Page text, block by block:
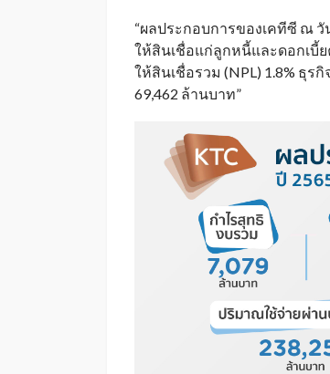
“ผลประกอบการของเคทีซี ณ
ให้สินเชื่อแก่ลูกหนี้และดอกเบี้
ให้สินเชื่อรวม (NPL) 1.8% ธุร
69,462 ล้านบาท”